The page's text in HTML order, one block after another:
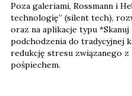
Poza galeriami, Rossmann i
technologię” (silent tech),
oraz na aplikacje typu *Skanuj
podchodzenia do tradycyjnej
redukcję stresu związanego z
pośpiechem.